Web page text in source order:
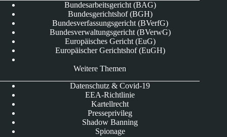
Bundesarbeitsgericht (BAG)
Bundesgerichtshof (BGH)
Bundesverfassungsgericht (BVerfG)
Bundesverwaltungsgericht (BVerwG)
Europäisches Gericht (EuG)
Europäischer Gerichtshof (EuGH)
Weitere Themen
Datenschutz & Covid-19
EEA-Richtlinie
Kartellrecht
Presseprivileg
Shadow Banning
Spionage